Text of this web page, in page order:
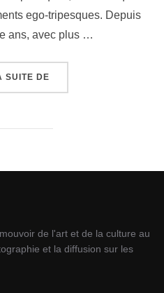
ego-tripesques. Depuis
ans, avec plus …
SUITE DE
de l'art et de la culture au
et la diffusion sur les